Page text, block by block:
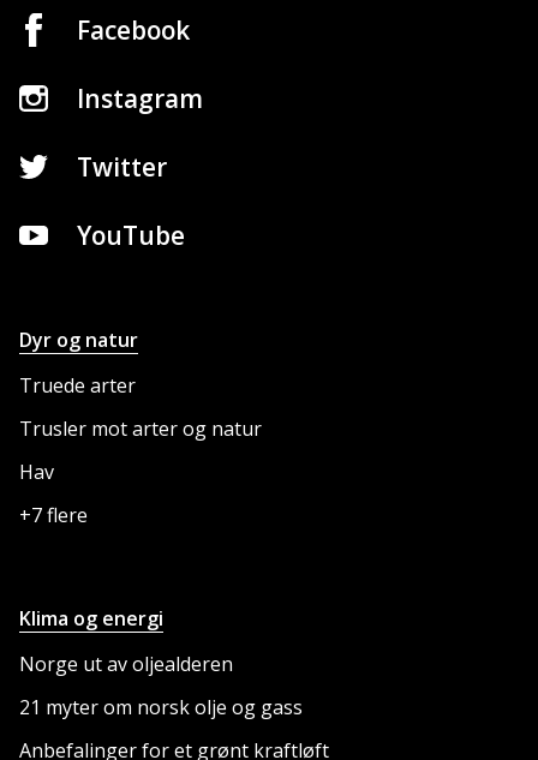
Facebook
Instagram
Twitter
YouTube
NETTSTEDET
Dyr og natur
Truede arter
Trusler mot arter og natur
Hav
+7 flere
Klima og energi
Norge ut av oljealderen
21 myter om norsk olje og gass
Anbefalinger for et grønt kraftløft